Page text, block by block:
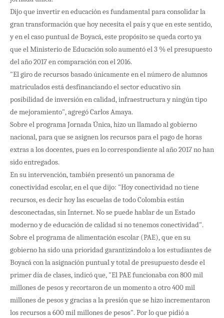
Dijo que invertir en educación es fundamental para consolidar la
gran transformación que hoy necesita el país y que en este sentido,
y en el caso puntual de Boyacá, este propósito se queda corto ya
que el Ministerio de Educación solo aumentó el 3 % el presupuesto
del año 2017 en comparación con el 2016.
"El giro de recursos basado únicamente en el número de alumnos
matriculados está desfinanciando el sector educativo sin
posibilidad de inversión en calidad, infraestructura y ningún tipo
de mejoramiento", agregó Carlos Amaya.
Sobre el programa Jornada Única, hizo un llamado al gobierno
nacional, para que se asignen los recursos para el pago de horas
extras a los docentes, pues en lo correspondiente al año 2017 no han
sido entregados.
En su intervención, también presentó un panorama de
conectividad escolar, en el que dijo: "Hoy conectividad no tiene
recursos, es decir hoy las escuelas de todo Colombia están
desconectadas, sin Internet. No se puede hablar de un Estado
moderno y de educación de calidad si no tenemos conectividad".
Sobre el programa de alimentación escolar (PAE), que en su
gobierno ha sido una prioridad garantizándolo a los estudiantes de
Boyacá con la asignación puntual y total de presupuesto desde el
primer día de clases, indicó que, "El PAE funcionaba con 800 mil
millones de pesos y recortaron de un momento a otro 400 mil
millones de pesos y gracias a la presión que se hizo incrementaron
los recursos a 600 mil millones de pesos". Por lo que pidió a